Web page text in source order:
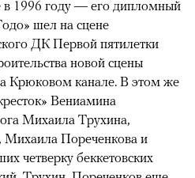
в 1996 году — его дипломный
шел на сцене
ДК Первой пятилетки
новой сцены
Крюковом канале. В этом же
Вениамина
Михаила Трухина,
Михаила Пореченкова и
четверку беккетовских